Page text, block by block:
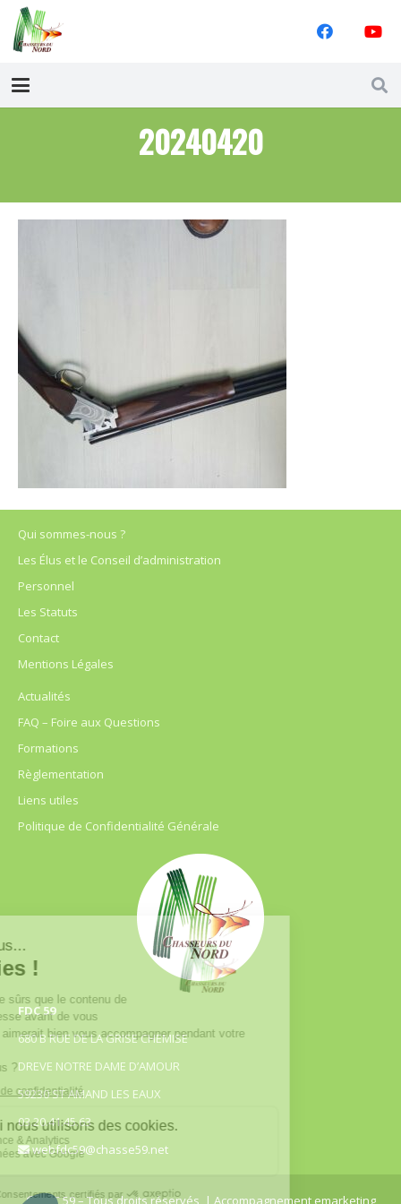
20240420
Qui sommes-nous ?
Les Élus et le Conseil d’administration
Personnel
Les Statuts
Contact
Mentions Légales
Actualités
FAQ – Foire aux Questions
Formations
Règlementation
Liens utiles
Politique de Confidentialité Générale
FDC 59
680 B RUE DE LA GRISE CHEMISE
DREVE NOTRE DAME D’AMOUR
59230 ST AMAND LES EAUX
03.20.41.45.63
webfdc59@chasse59.net
© FDC 59 – Tous droits réservés | Accompagnement emarketing